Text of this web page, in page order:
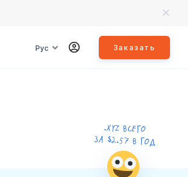
Рус Заказать
.XYZ ВСЕГО
ЗА $2.57 В ГОД